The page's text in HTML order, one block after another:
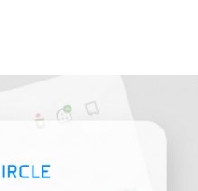
Look Up 既
電影巡禮